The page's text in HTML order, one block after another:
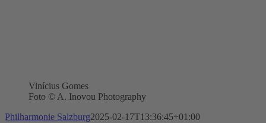
Vinícius Gomes
Foto © A. Inovou Photography
Philharmonie Salzburg2025-02-17T13:36:45+01:00